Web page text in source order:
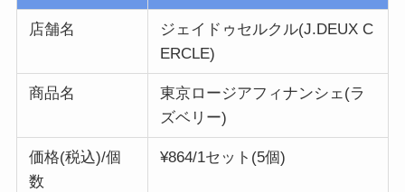
店舗名
ジェイドゥセルクル(J.DEUX C
ERCLE)
商品名
東京ロージアフィナンシェ(ラ
ズベリー)
価格(税込)/個
数
¥864/1セット(5個)